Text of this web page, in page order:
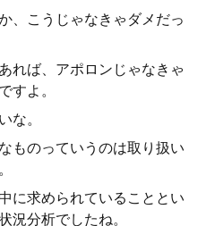
、こうじゃなきゃダメだっ
れば、アポロンじゃなきゃ
すよ。
な。
ものっていうのは取り扱い
に求められていることとい
況分析でしたね。